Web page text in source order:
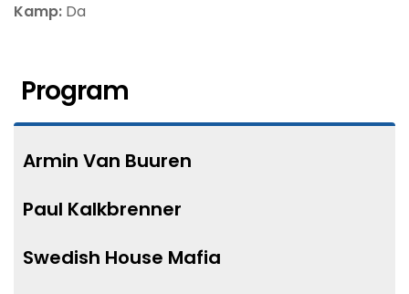
Kamp: Da
Program
Armin Van Buuren
Paul Kalkbrenner
Swedish House Mafia